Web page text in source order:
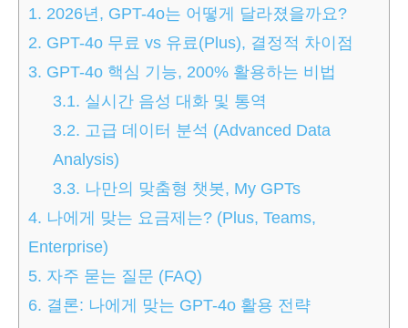
1. 2026년, GPT-4o는 어떻게 달라졌을까요?
2. GPT-4o 무료 vs 유료(Plus), 결정적 차이점
3. GPT-4o 핵심 기능, 200% 활용하는 비법
3.1. 실시간 음성 대화 및 통역
3.2. 고급 데이터 분석 (Advanced Data
Analysis)
3.3. 나만의 맞춤형 챗봇, My GPTs
4. 나에게 맞는 요금제는? (Plus, Teams,
Enterprise)
5. 자주 묻는 질문 (FAQ)
6. 결론: 나에게 맞는 GPT-4o 활용 전략